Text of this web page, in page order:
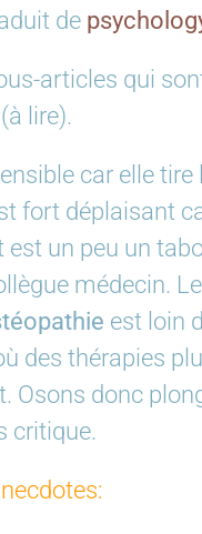
de
articles qui
lire).
car elle
fort déplaisant
un peu un
médecin.
est loin
des thérapies
Osons donc
critique.